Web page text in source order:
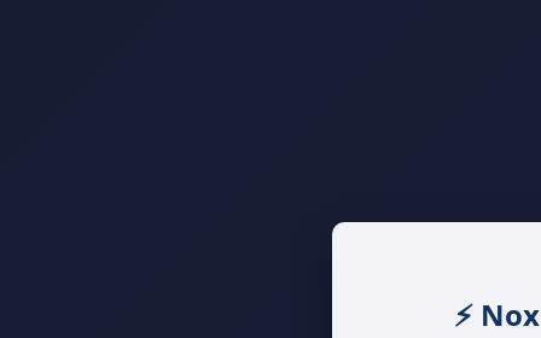
⚡